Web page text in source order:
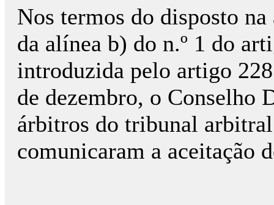
Nos termos do disposto
da alínea b) do n.º 1 do
introduzida pelo artigo
de dezembro, o Conselho
árbitros do tribunal
comunicaram a aceitação